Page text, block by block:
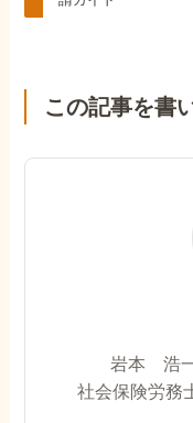
この記事を書
岩本 浩一
社会保険労務